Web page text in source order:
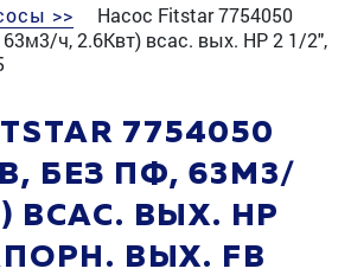
>>
Насос Fitstar 7754050
ч, 2.6Квт) всас. вых. НР 2 1/2",
7754050
БЕЗ ПФ, 63М3/
ВСАС. ВЫХ. НР
ВЫХ. FB